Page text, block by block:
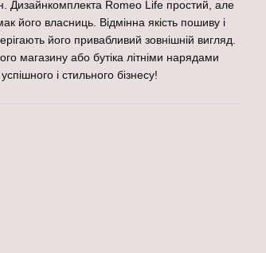
Дизайнкомплекта Romeo Life простий, але
його власниць. Відмінна якість пошиву і
його привабливий зовнішній вигляд.
магазину або бутіка літніми нарядами
і стильного бізнесу!